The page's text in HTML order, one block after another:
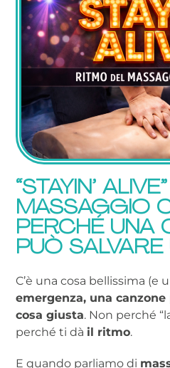
“STAYIN’
MASSAGGIO
PERCHÉ UNA
PUÒ SALVARE
C’è una cosa bellissima (e
emergenza, una
cosa giusta. Non perché
perché ti dà il ritmo.
E quando parliamo di